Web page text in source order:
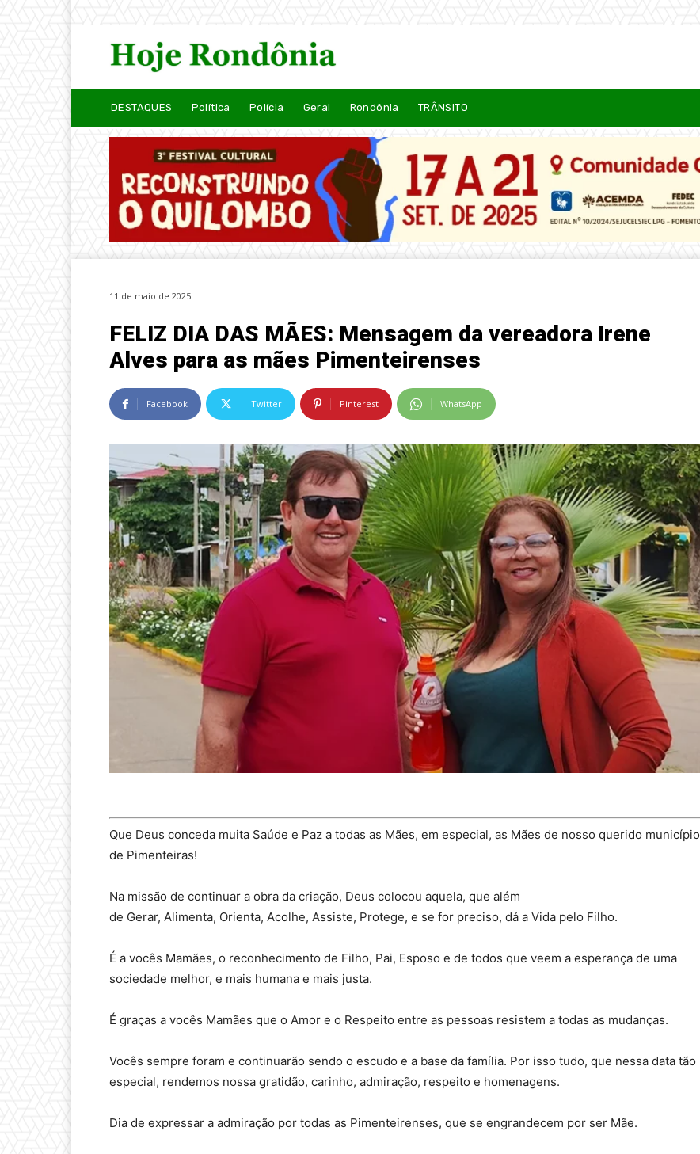
DESTAQUES Política Polícia Geral Rondônia TRÂNSITO
11 de maio de 2025
FELIZ DIA DAS MÃES: Mensagem da vereadora Irene
Alves para as mães Pimenteirenses
Facebook Twitter Pinterest WhatsApp
Que Deus conceda muita Saúde e Paz a todas as Mães, em especial, as Mães de nosso querido município
de Pimenteiras!
Na missão de continuar a obra da criação, Deus colocou aquela, que além
de Gerar, Alimenta, Orienta, Acolhe, Assiste, Protege, e se for preciso, dá a Vida pelo Filho.
É a vocês Mamães, o reconhecimento de Filho, Pai, Esposo e de todos que veem a esperança de uma
sociedade melhor, e mais humana e mais justa.
É graças a vocês Mamães que o Amor e o Respeito entre as pessoas resistem a todas as mudanças.
Vocês sempre foram e continuarão sendo o escudo e a base da família. Por isso tudo, que nessa data tão
especial, rendemos nossa gratidão, carinho, admiração, respeito e homenagens.
Dia de expressar a admiração por todas as Pimenteirenses, que se engrandecem por ser Mãe.